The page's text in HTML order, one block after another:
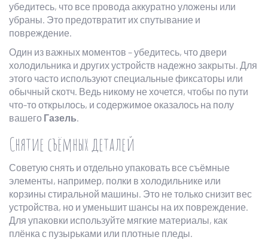
убедитесь, что все провода аккуратно уложены или
убраны. Это предотвратит их спутывание и
повреждение.
Один из важных моментов – убедитесь, что двери
холодильника и других устройств надежно закрыты. Для
этого часто используют специальные фиксаторы или
обычный скотч. Ведь никому не хочется, чтобы по пути
что-то открылось, и содержимое оказалось на полу
вашего Газель.
Снятие съёмных деталей
Советую снять и отдельно упаковать все съёмные
элементы, например, полки в холодильнике или
корзины стиральной машины. Это не только снизит вес
устройства, но и уменьшит шансы на их повреждение.
Для упаковки используйте мягкие материалы, как
плёнка с пузырьками или плотные пледы.